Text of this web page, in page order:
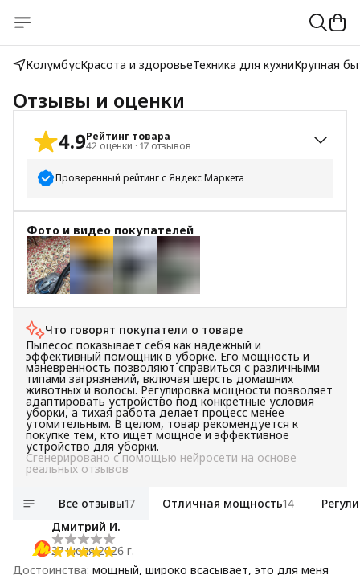
КолумбусКрасота и здоровьеТехника для кухниКрупная
Отзывы и оценки
4.9Рейтинг товара
42 оценки · 17 отзывов
Проверенный рейтинг с Яндекс Маркета
5 звёзд
40
4 звезды
3 звезды
2 звезды
1 звезда
Фото и видео покупателей
+
Что говорят покупатели о товаре
Пылесос показывает себя как надежный и
эффективный помощник в уборке. Его мощность и
маневренность позволяют справиться с различными
типами загрязнений, включая шерсть домашних
животных и волосы. Регулировка мощности позволяет
адаптировать устройство под конкретные условия
уборки, а тихая работа делает процесс менее
утомительным. В целом, товар рекомендуется к
покупке тем, кто ищет мощное и эффективное
устройство для уборки.
Сгенерировано с помощью нейросети на основе
реальных отзывов
Все отзывы17 Отличная мощность14
Дмитрий И.
27 июля 2026 г.
Достоинства: мощный, широко всасывает, это для меня